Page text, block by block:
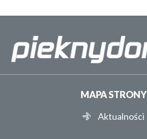
MAPA STRONY
Aktualności